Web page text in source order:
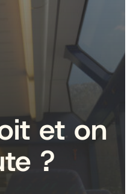
et on
?